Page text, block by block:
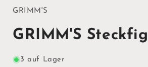
GRIMM'S
GRIMM'S
3 auf Lager